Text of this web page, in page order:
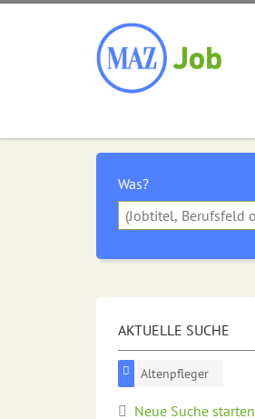
Was?
AKTUELLE SUCHE
Altenpfleger
Neue Suche starten